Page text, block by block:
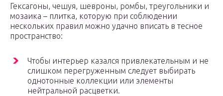
Гексагоны, чешуя, шевроны, ромбы, треугольники и
мозаика – плитка, которую при соблюдении
нескольких правил можно удачно вписать в тесное
пространство:
Чтобы интерьер казался привлекательным и не
слишком перегруженным следует выбирать
однотонные коллекции или элементы
нейтральной расцветки.